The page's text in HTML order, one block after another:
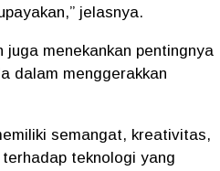
jelasnya.
juga menekankan pentingnya
dalam menggerakkan
semangat, kreativitas,
teknologi yang